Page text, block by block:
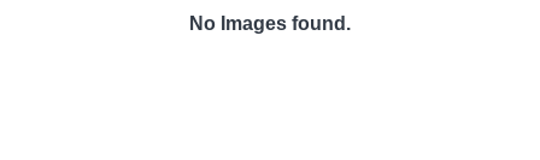
No Images found.